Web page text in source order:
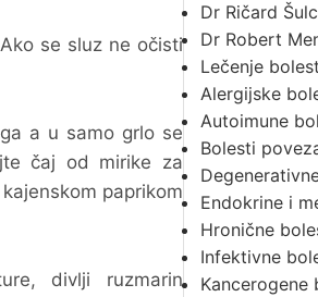
Dr Ričard Šulc
Dr Robert
Lečenje
Alergijske
Autoimune
Bolesti
Endokrine i
Hronične
Infektivne
Kancerogene
se sluz ne očisti
a u samo grlo se
čaj od mirike za
paprikom
divlji ruzmarin